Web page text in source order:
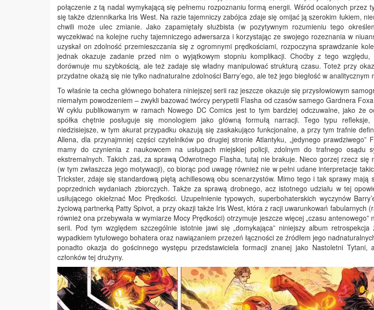
połączenie z tą nadal wymykającą się pełnemu rozpoznaniu formą energii. Wśród ocalonych przez
się także dziennikarka Iris West. Na razie tajemniczy zabójca zdaje się omijać ją szerokim łukiem,
chwili może ulec zmianie. Jako zapamiętały służbista (w pozytywnym rozumieniu tego
wyczekiwać na kolejne ruchy tajemniczego adwersarza i korzystając ze swojego rozeznania w
uzyskał on zdolność przemieszczania się z ogromnymi prędkościami, rozpoczyna sprawdzanie
jednak okazuje zadanie przed nim o wyjątkowym stopniu komplikacji. Choćby z tego
dorównuje mu szybkością, ale też zadaje się władny manipulować strukturą czasu. Toteż przy
przydatne okażą się nie tylko nadnaturalne zdolności Barry’ego, ale też jego biegłość w analitycznym
To właśnie ta cecha głównego bohatera niniejszej serii raz jeszcze okazuje się przysłowiowym
niemałym powodzeniem – zwykli bazować twórcy perypetii Flasha od czasów samego Gardnera
W cyklu publikowanym w ramach Nowego DC Comics jest to tym bardziej odczuwalne, jako że
spółka chętnie posługuje się monologiem jako główną formułą narracji. Tego typu
niedzisiejsze, w tym akurat przypadku okazują się zaskakująco funkcjonalne, a przy tym trafnie
Allena, dla przynajmniej części czytelników po drugiej stronie Atlantyku, „jedynego prawdziwego”
mamy do czynienia z naukowcem na usługach miejskiej policji, zdolnym do trafnego osądu
ekstremalnych. Takich zaś, za sprawą Odwrotnego Flasha, tutaj nie brakuje. Nieco gorzej rzecz się
(w tym zwłaszcza jego motywacji), co biorąc pod uwagę również nie w pełni udane interpretacje
Trickster, zdaje się standardową piętą achillesową obu scenarzystów. Mimo tego i tak sprawy mają
poprzednich wydaniach zbiorczych. Także za sprawą drobnego, acz istotnego udziału w tej
usiłującego okiełznać Moc Prędkości. Uzupełnienie typowych, superbohaterskich wyczynów
życiową partnerką Patty Spivot, a przy okazji także Iris West, która z racji uwarunkowań fabularnych
również ona przebywała w wymiarze Mocy Prędkości) otrzymuje jeszcze więcej „czasu antenowego”
serii. Pod tym względem szczególnie istotnie jawi się „domykająca” niniejszy album
wypadkiem tytułowego bohatera oraz nawiązaniem przezeń łączności ze źródłem jego
ponadto okazja do gościnnego występu przedstawiciela formacji znanej jako Nastoletni Tytani,
członków tej drużyny.